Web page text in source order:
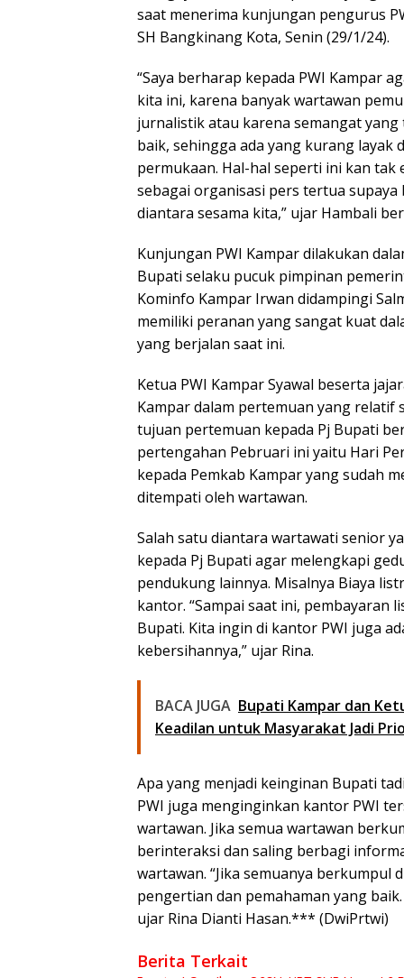
A
p
p
o
o
k
a
m
saat menerima kunjungan pengurus
SH Bangkinang Kota, Senin (29/1/24).
“Saya berharap kepada PWI Kampar
kita ini, karena banyak wartawan
jurnalistik atau karena semangat
baik, sehingga ada yang kurang
permukaan. Hal-hal seperti ini kan tak
sebagai organisasi pers tertua
diantara sesama kita,” ujar Hambali
Kunjungan PWI Kampar dilakukan
Bupati selaku pucuk pimpinan
Kominfo Kampar Irwan didampingi
memiliki peranan yang sangat kuat
yang berjalan saat ini.
Ketua PWI Kampar Syawal beserta
Kampar dalam pertemuan yang
tujuan pertemuan kepada Pj Bupati
pertengahan Pebruari ini yaitu Hari
kepada Pemkab Kampar yang sudah
ditempati oleh wartawan.
Salah satu diantara wartawati senior
kepada Pj Bupati agar melengkapi
pendukung lainnya. Misalnya Biaya
kantor. “Sampai saat ini,
Bupati. Kita ingin di kantor PWI juga
kebersihannya,” ujar Rina.
BACA JUGA Bupati Kampar dan
Keadilan untuk Masyarakat Jadi
Apa yang menjadi keinginan Bupati
PWI juga menginginkan kantor PWI
wartawan. Jika semua wartawan
berinteraksi dan saling berbagi
wartawan. “Jika semuanya
pengertian dan pemahaman yang
ujar Rina Dianti Hasan.*** (DwiPrtwi)
Berita Terkait